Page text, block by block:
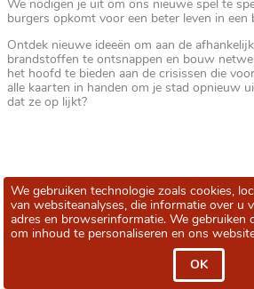
We nodigen je uit om ons nieuwe spel te
burgers opkomt voor een beter leven in een
Ontdek nieuwe ideeën om aan de
brandstoffen te ontsnappen en bouw
het hoofd te bieden aan de crisissen die
alle kaarten in handen om je stad opnieuw
dat ze op lijkt?
We gebruiken technologie zoals cookies,
van websiteanalyses, die informatie over u
adres en browserinformatie. We gebruiken
om inhoud te personaliseren en ons
OK